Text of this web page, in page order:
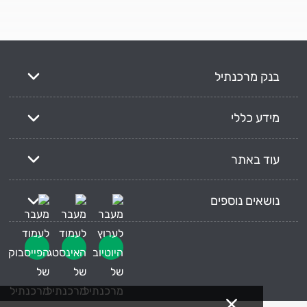
בנק מרכנתיל
מידע כללי
עוד באתר
נושאים נוספים